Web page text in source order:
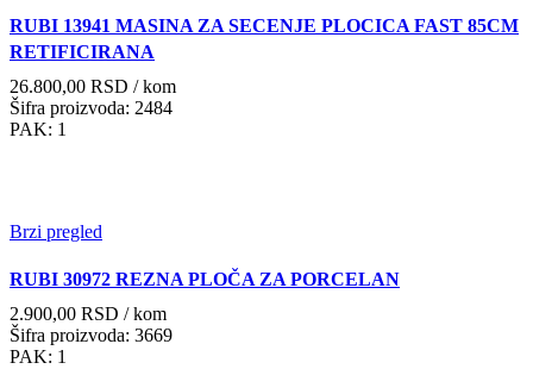
RUBI 13941 MASINA ZA SECENJE PLOCICA FAST 85CM
RETIFICIRANA
26.800,00 RSD / kom
Šifra proizvoda: 2484
PAK: 1
Brzi pregled
RUBI 30972 REZNA PLOČA ZA PORCELAN
2.900,00 RSD / kom
Šifra proizvoda: 3669
PAK: 1